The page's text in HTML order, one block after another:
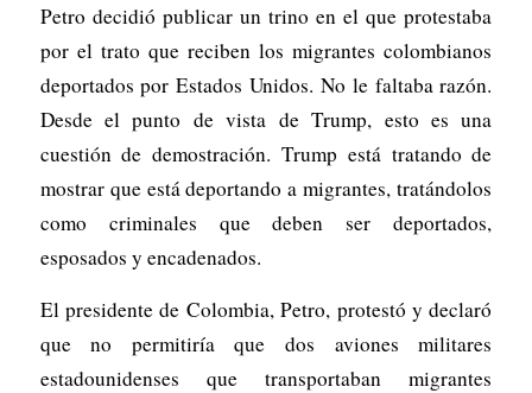
Petro decidió publicar un trino en el que protestaba
por el trato que reciben los migrantes colombianos
deportados por Estados Unidos. No le faltaba razón.
Desde el punto de vista de Trump, esto es una
cuestión de demostración. Trump está tratando de
mostrar que está deportando a migrantes, tratándolos
como criminales que deben ser deportados,
esposados y encadenados.
El presidente de Colombia, Petro, protestó y declaró
que no permitiría que dos aviones militares
estadounidenses que transportaban migrantes